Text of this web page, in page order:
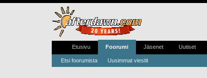
Etusivu Foorumi
Etsi foorumista Uusimmat viestit
Jäsenet Uutiset